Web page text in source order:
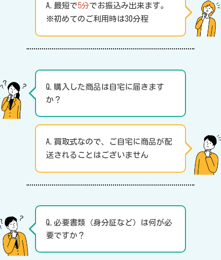
A.最短で5分でお振込み出来ます。
※初めてのご利用時は30分程
Q.購入した商品は自宅に届きます
か？
A.買取式なので、ご自宅に商品が配
送されることはございません
Q.必要書類（身分証など）は何が必
要ですか？